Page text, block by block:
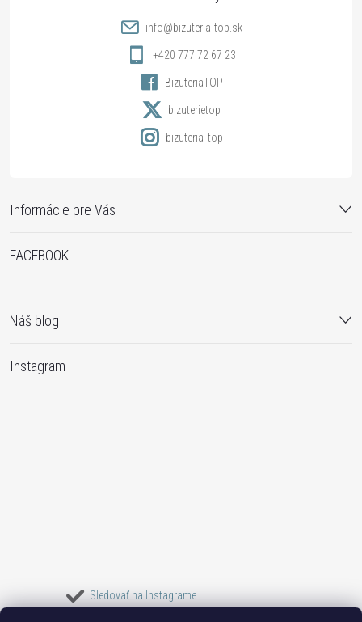
Informácie pre Vás
info@bizuteria-top.sk
+420 777 72 67 23
BizuteriaTOP
bizuterietop
bizuteria_top
FACEBOOK
Náš blog
Instagram
Sledovať na Instagrame